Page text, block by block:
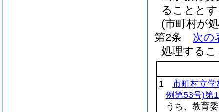
ることと
(市町村が
第2条
次の
処理する
1 市町村立
例第53号)第
うち、教育